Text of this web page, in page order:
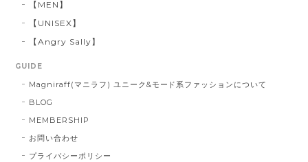
【MEN】
【UNISEX】
【Angry Sally】
GUIDE
Magniraff(マニラフ) ユニーク&モード系ファッションについて
BLOG
MEMBERSHIP
お問い合わせ
プライバシーポリシー